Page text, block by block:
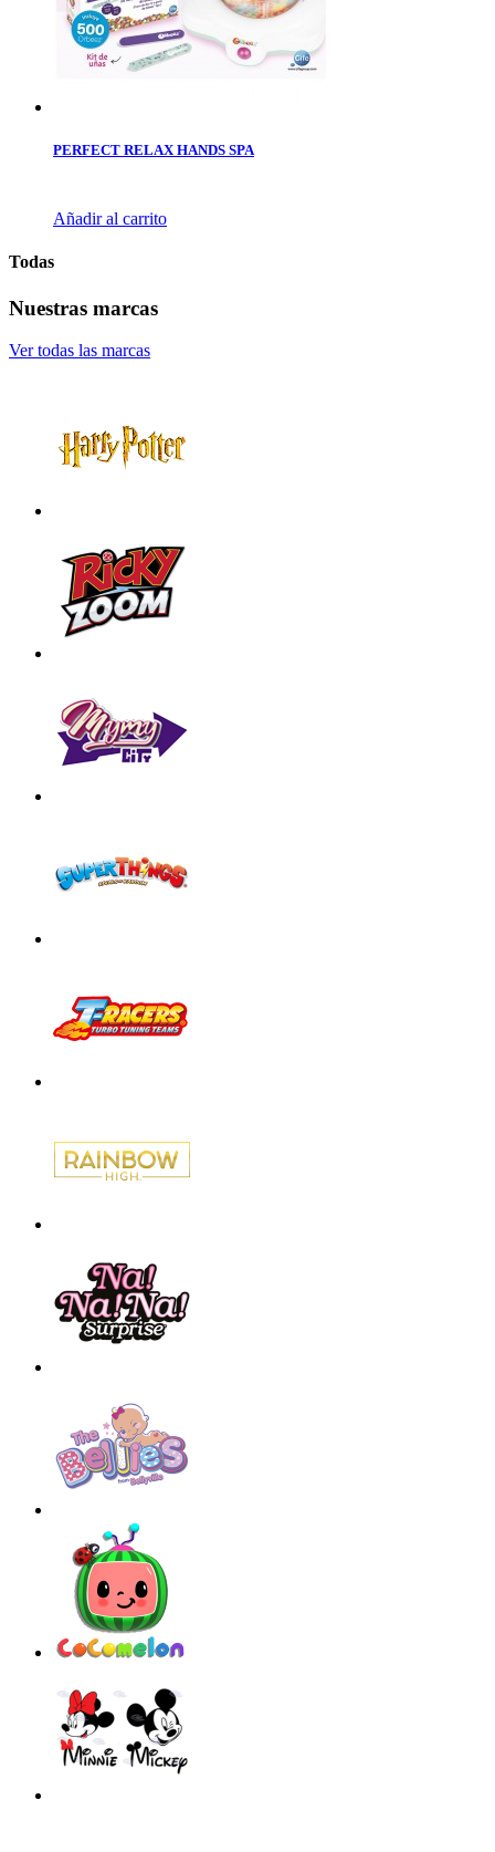
PERFECT RELAX HANDS SPA
Añadir al carrito
Todas
Nuestras marcas
Ver todas las marcas